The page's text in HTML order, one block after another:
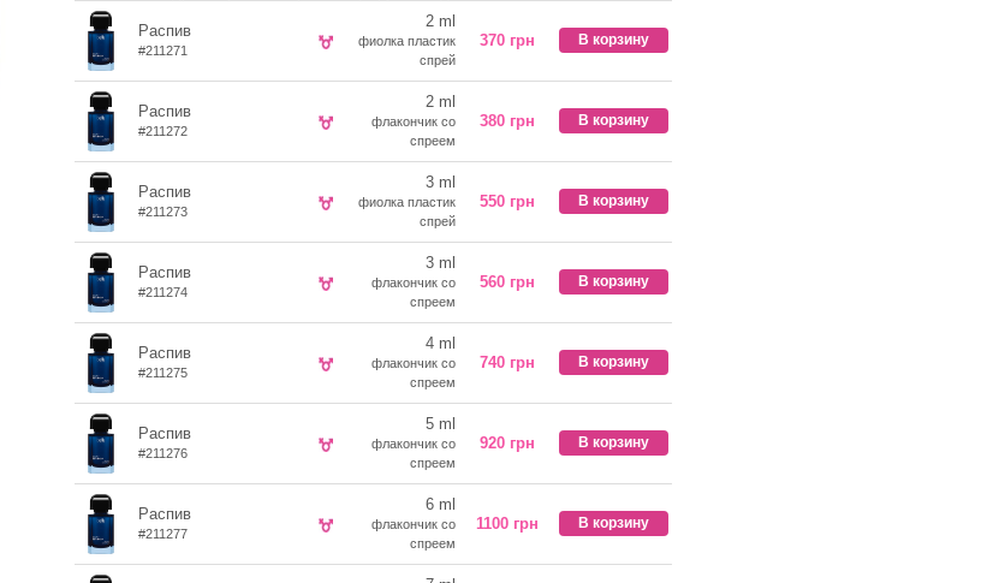
Распив
#211271
2 ml
фиолка пластик
спрей
370 грн В корзину
Распив
#211272
2 ml
флакончик со
спреем
380 грн В корзину
Распив
#211273
3 ml
фиолка пластик
спрей
550 грн В корзину
Распив
#211274
3 ml
флакончик со
спреем
560 грн В корзину
Распив
#211275
4 ml
флакончик со
спреем
740 грн В корзину
Распив
#211276
5 ml
флакончик со
спреем
920 грн В корзину
Распив
#211277
6 ml
флакончик со
спреем
1100 грн В корзину